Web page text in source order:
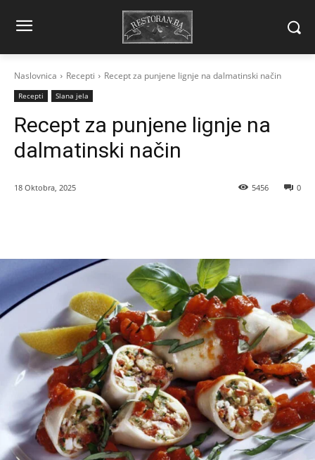
Naslovnica Recepti Recept za punjene lignje na dalmatinski način
Recepti Slana jela
Recept za punjene lignje na
dalmatinski način
18 Oktobra, 2025 0
5456